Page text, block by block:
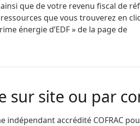
que de votre revenu fiscal de
que vous trouverez en
énergie d’EDF » de la page de
sur site ou par
accrédité COFRAC